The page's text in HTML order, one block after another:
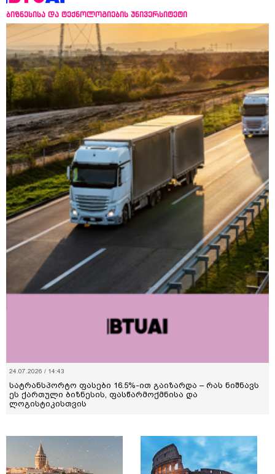
ბიზნესისა და ტექნოლოგიების უნივერსიტეტი
24.07.2026 / 14:43
სატრანსპორტო ფასები 16.5%-ით გაიზარდა – რას ნიშნავს
ეს ქართული ბიზნესის, ფასწარმოქმნისა და
ლოგისტიკისთვის